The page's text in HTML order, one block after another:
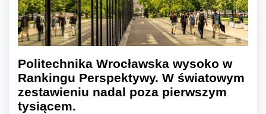
Politechnika Wrocławska wysoko w
Rankingu Perspektywy. W światowym
zestawieniu nadal poza pierwszym
tysiącem.